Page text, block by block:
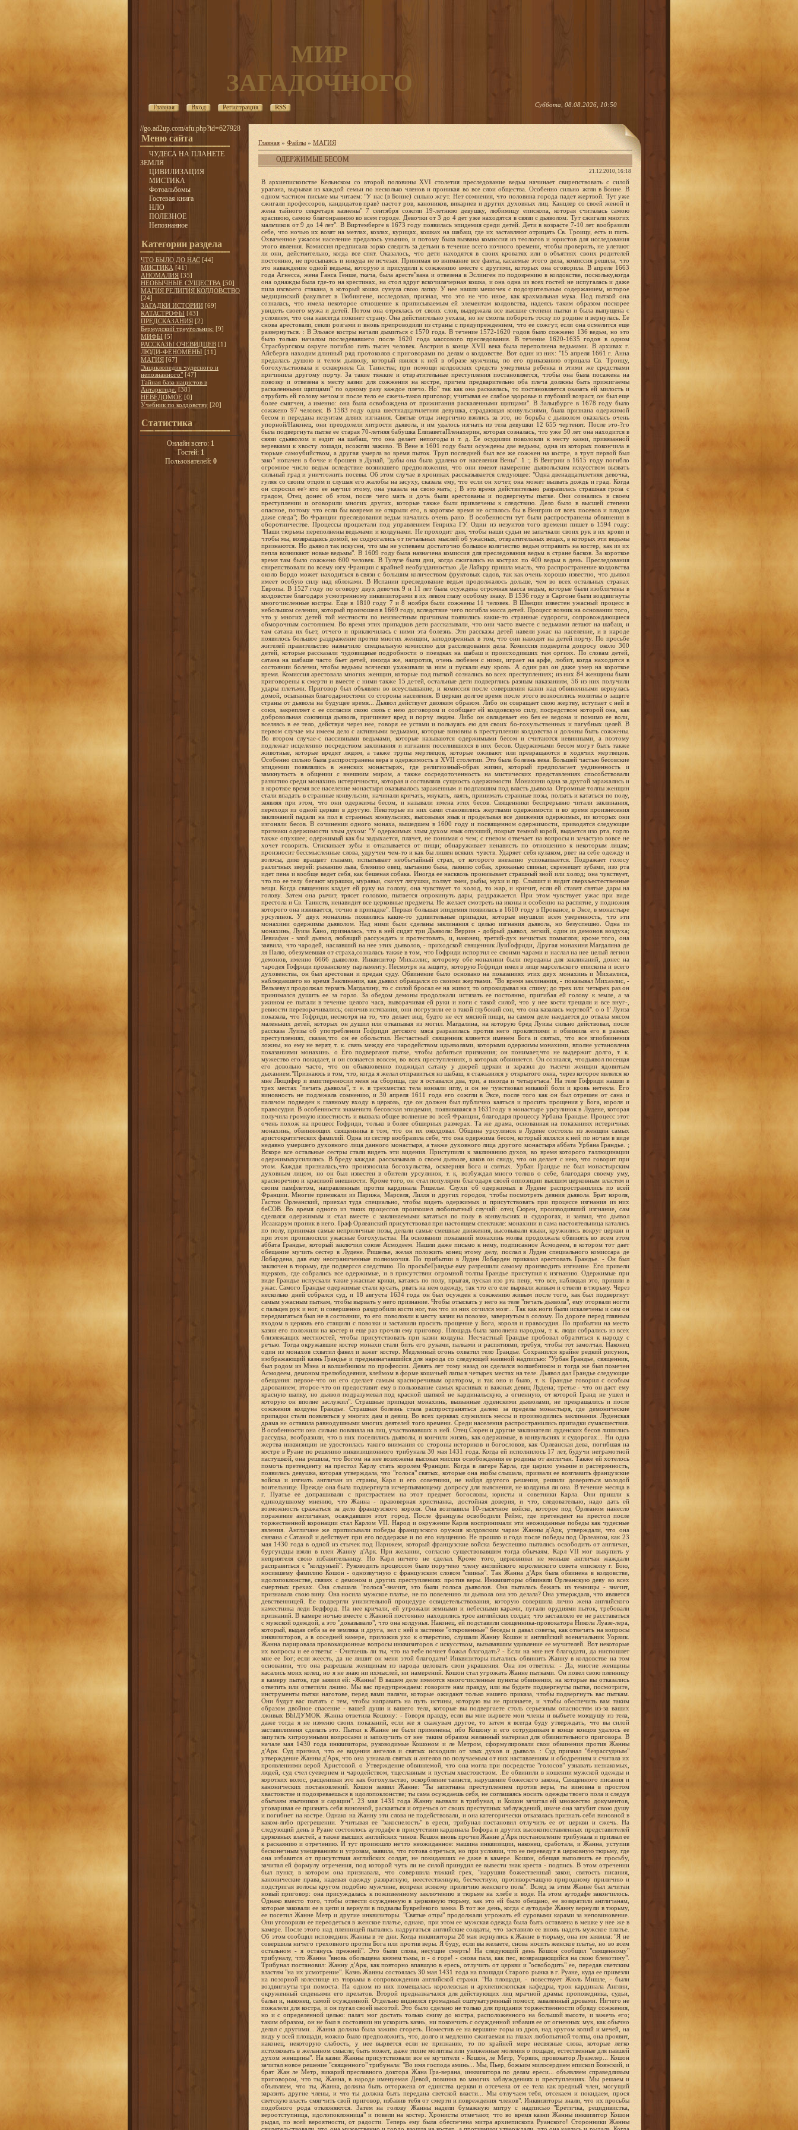
МИР
ЗАГАДОЧНОГО
Главная Вход Регистрация RSS Суббота, 08.08.2026, 10:50
//go.ad2up.com/afu.php?id=627928
Меню сайта
ЧУДЕСА НА ПЛАНЕТЕ
ЗЕМЛЯ
ЦИВИЛИЗАЦИЯ
МИСТИКА
Фотоальбомы
Гостевая книга
НЛО
ПОЛЕЗНОЕ
Непознанное
Категории раздела
ЧТО БЫЛО ДО НАС [44]
МИСТИКА [41]
АНОМАЛИЯ [35]
НЕОБЫЧНЫЕ СУЩЕСТВА [50]
МАГИЯ РЕЛИГИЯ КОЛДОВСТВО
[24]
ЗАГАДКИ ИСТОРИИ [69]
КАТАСТРОФЫ [43]
ПРЕДСКАЗАНИЯ [2]
Бермудский треугольник: [9]
МИФЫ [5]
РАССКАЗЫ ОЧЕВИДЦЕВ [1]
ЛЮДИ-ФЕНОМЕНЫ [11]
МАГИЯ [67]
Энциклопедия чудесного и
непознанного" [47]
Тайная база нацистов в
Антарктиде. [38]
НЕВЕДОМОЕ [0]
Учебник по колдовству [20]
Статистика
Онлайн всего: 1
Гостей: 1
Пользователей: 0
Главная » Файлы » МАГИЯ
ОДЕРЖИМЫЕ БЕСОМ
21.12.2010, 16:18
В архиепископстве Кельнском со второй половины XVI столетия преследование ведьм начинает свирепствовать с силой урагана, вырывая из каждой семьи по несколько членов и проникая во все слои общества. Особенно сильно жгли в Бонне. В одном частном письме мы читаем: "У нас (в Бонне) сильно жгут. Нет сомнения, что половина города падет жертвой. Тут уже сжигали профессоров, кандидатов прав} пастот ров, каноников, викариев и других духовных лиц. Канцлер со своей женой и жена тайного секретаря казнены" 7 сентября сожгли 19-летнюю девушку, любимицу епископа, которая считалась самою красивою, самою благонравною во всем городе. Девочки от 3 до 4 дет уже находятся в связи с дьяволом. Тут сжигали многих мальчиков от 9 до 14 лет". В Виртемберге в 1673 году появилась эпидемия среди детей. Дети в возрасте 7-10 лет вообразили себе, что ночью их возят на метлах, козлах, курицах, кошках на шабаш, где их заставляют отрицать Св. Троицу, есть и пить. Охваченное ужасом население предалось унынию, и потому была вызвана комиссия из теологов и юристов для исследования этого явления. Комиссия предписала зорко следить за детьми в течение всего ночного времени, чтобы проверить, не улетают ли они, действительно, когда все спят. Оказалось, что дети находятся в своих кроватях или в объятиях своих родителей постоянно, не просыпаясь и никуда не исчезая. Принимая во внимание все факты, касаемые этого дела, комиссия решила, что это наваждение одной ведьмы, которую и присудили к сожжению вместе с другими, которых она оговорила. В апреле 1663 года Агнесса, жена Ганса Генше, ткача, была аресте"вана и отвезена в Эслинген по подозрению в колдовстве, поскольку,когда она однажды была где-то на крестинах, на стол вдруг вскочилачерная кошка, и она одна из всех гостей не испугалась и даже пила изсвоего стакана, в который кошка сунула свою лапку. У нее нашли мешочек с подозрительным содержанием, которое медицинский факультет в Тюбингене, исследовав, признал, что это не что иное, как крахмальная мука. Под пыткой она созналась, что имела некоторое отношение к приписываемым ей элементам колдовства, надеясь таким образом поскорее увидеть своего мужа и детей. Потом она отреклась от своих слов, выдержала все высшие степени пытки и была выпущена с условием, что она навсегда покинет страну. Она действительно уехала, но не смогла побороть тоску по родине и вернулась. Ее снова арестовали, секли розгами и вновь препроводили из страны с предупреждением, что ее сожгут, если она осмелится еще развернуться. : В Эльзасе костры начали дымиться с 1570 года. В течение 1572-1620 годов было сожжено 136 ведьм, но это было только началом последевавшего после 1620 года массового преследования. В течение 1620-1635 годов в одном Страсбургском округе погибло пять тысяч человек. Австрия в конце XVII века была переполнена ведьмами. В архивах г. Айсберга находим длинный ряд протоколов с приговорами по делам о колдовстве. Вот один из них: "15 апреля 1661 г. Анна предалась душою и телом дьяволу, который явился к ней в образе мужчины, по его приказанию отрицала Св. Троицу, богохульствовала и оскверняла Св. Таинства; при помощи колдовских средств умертвила ребенка и этими же средствами причинила другому порчу. За такие тяжкие и отвратительные преступления постановляется, чтобы она была посажена на повозку и отвезена к месту казни для сожжения на костре, причем предварительно оба плеча должны быть прижигаемы раскаленными щипцами" по одному разу каждое плечо. Но" так как она раскаялась, то постановляется оказать ей милость и отрубить ей голову мечом и после тело ее сжечь-таков приговор; учитывая ее слабое здоровье и глубокий возраст, он был еще более смягчен, а именно: она была освобождена от прижигания раскаленными щипцами". В Зальцбурге в 1678 году было сожжено 97 человек. В 1583 году одна шестнадцатилетняя девушка, страдающая конвульсиями, была признана одержимой бесом и передана иезуитам дляих изгнания. Святые отцы энергично взялись за это, но борьба с дьяволом оказалась очень упорной/Наконец, они преодолели хитрости дьявола, и им удалось изгнать из тела девушки 12 655 чертенят. После это-?го была подвергнута пытке ее старая 70-летняя бабушка ЕлизаветаПленахерин, которая созналась, что уже 50 лет она находится в связи сдьяволом и ездит на шабаш, что она делает непогоды и т. д. Ее осудилии поволокли к месту казни, привязанной веревками к хвосту лошади, исожгли заживо. 'В Вене в 1601 году были осуждены две ведьмы, одна из которых покончила в тюрьме самоубийством, а другая умерла во время пыток. Труп последней был все же сожжен на костре, а труп первой был зако" нопачен в бочке и брошен в Дунай, "дабы она была удалена от населения Вены". 1 :; В Венгрии в 1615 году погибло огромное число ведьм вследствие возникшего предположения, что они имеют намерение дьявольским искусством вызвать сильный град и уничтожить посевы. Об этом случае в хрониках рассказывается следующее: "Одна двенадцатилетняя девочка, гуляя со своим отцом и слушая его жалобы на засуху, сказала ему, что если он хочет, она может вызвать дождь и град. Когда он спросил ее> кто ее научил этому, она указала на свою мать; ; В это время действительно разразилась страшная гроза с градом, Отец донес об этом, после чего мать и дочь были арестованы и подвергнуты пытке. Они сознались в своем преступлении и оговорили многих других, которые также были привлечены к следствию. Дело было в высшей степени опасное, потому что если бы вовремя не открыли его, в короткое время не осталось бы в Венгрии от всех посевов и плодов даже следа"; Во Франции преследования ведьм начались очень рано. В особенности тут были распространены обвинения в оборотничестве. Процессы процветали под управлением Генриха ГУ. Один из иезуитов того времени пишет в 1594 году: "Наши тюрьмы переполнены ведьмами и колдунами. Не проходит дня, чтобы наши судьи не запачкали своих рук в их крови и чтобы мы, возвращаясь домой, не содрогались от печальных мыслей об ужасных, отвратительных вещах, в которых эти ведьмы признаются. Но дьявол так искусен, что мы не успеваем достаточно большое количество ведьм отправить на костер, как из их пепла возникают новые ведьмы". В 1609 году была назначена комиссия для преследования ведьм в стране басков. За короткое время там было сожжено 600 человек. В Тулузе были дни, когда сжигались на кострах по 400 ведьм в день. Преследования свирепствовали по всему югу Франции с крайней необузданностью. Де Лайкру пришла мысль, что распространение колдовства около Бордо может находиться в связи с большим количеством фруктовых садов, так как очень хорошо известно, что дьявол имеет особую силу над яблоками. В Испании преследование ведьм продолжалось дольше, чем во всех остальных странах Европы. В 1527 году по оговору двух девочек 9 и 11 лет была осуждена огромная масса ведьм, которые были изобличены в колдовстве благодаря усмотренному инквизиторами в их левом глазу особому знаку. В 1536 году в Саргоне были воздвигнуты многочисленные костры. Еще в 1810 году 7 и 8 ноября были сожжены 11 человек. В Швеции известен ужасный процесс в небольшом селении, который произошел в 1669 году, вследствие чего погибла масса детей. Процесс возник на основании того, что у многих детей той местности по неизвестным причинам появились какие-то странные судороги, сопровождающиеся обморочным состоянием. Во время этих припадков дети рассказывали, что они часто вместе с ведьмами летают на шабаш, и там сатана их бьет, отчего и приключилась с ними эта болезнь. Эти рассказы детей навели ужас на население, и в народе появилось большое раздражение против многих женщин, заподозренных в том, что они наводят на детей порчу. По просьбе жителей правительство назначило специальную комиссию для расследования дела. Комиссия подвергла допросу около 300 детей, которые рассказали чудовищные подробности о поездках на шабаш и происходивших там оргиях. По словам детей, сатана на шабаше часто бьет детей, иногда же, напротив, очень любезен с ними, играет на арфе, любит, когда находится в состоянии болезни, чтобы ведьмы всячески ухаживали за ним и пускали ему кровь. А один раз он даже умер на короткое время. Комиссия арестовала многих женщин, которые под пыткой сознались во всех преступлениях; из них 84 женщины были приговорены к смерти и вместе с ними также 15 детей, остальные дети подверглись разным наказаниям, 56 из них получили удары плетьми. Приговор был объявлен во всеуслышание, и комиссия после совершения казни над обвиненными вернулась домой, осыпанная благодарностями со стороны населения. В церкви долгое время после этого возносились молитвы о защите страны от дьявола на будущее время... Дьявол действует двояким образом. Либо он совращает свою жертву, вступает с ней в союз, закрепляет с ее согласия свою связь с нею договором и сообщает ей колдовскую силу, посредством которой она, как добровольная союзница дьявола, причиняет вред и порчу людям. Либо он овладевает ею без ее ведома и помимо ее воли, вселяясь в ее тело, действуя через нее, говоря ее устами и пользуясь ею для своих бо-гохульственных и пагубных целей. В первом случае мы имеем дело с активными ведьмами, которые виновны в преступлении колдовства и должны быть сожжены. Во втором случае-с пассивными ведьмами, которые называются одержимыми бесом и считаются невинными, а поэтому подлежат исцелению посредством заклинания и изгнания поселившихся в них бесов. Одержимыми бесом могут быть также животные, которые вредят людям, а также трупы мертвецов, которые оживают или превращаются в ходячих мертвецов. Особенно сильно была распространена вера в одержимость в XVII столетии. Это была болезнь века. Большей частью бесовские эпидемии появлялись в женских монастырях, где религиозный-образ жизни, который предполагает уединенность и замкнутость в общении с внешним миром, а также сосредоточенность на мистических представлениях способствовали развитию среди монахинь истеричности, которая и составляла сущность одержимости. Монахини одна за другой заражались и в короткое время все население монастыря оказывалось зараженным и подпавшим под власть дьявола. Огромн